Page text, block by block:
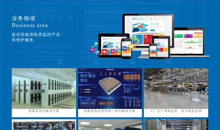
业务领域
Business area
提供高效的机房监控产品
和维护服务
档案室监控解决方案 档案馆及机房环境一体化解决方案 工厂生产用电监控、电力能耗监测